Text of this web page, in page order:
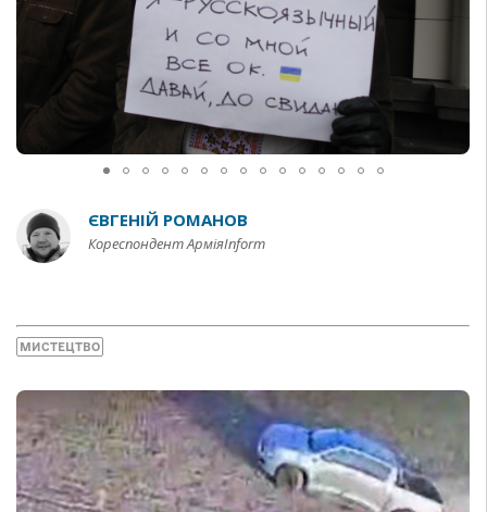
ЄВГЕНІЙ РОМАНОВ
Кореспондент АрміяInform
МИСТЕЦТВО